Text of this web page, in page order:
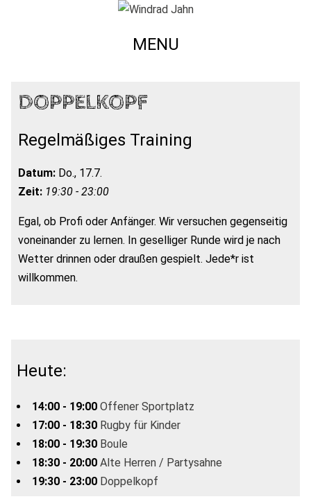
MENU
DOPPELKOPF
Regelmäßiges Training
Datum: Do., 17.7.
Zeit: 19:30 - 23:00
Egal, ob Profi oder Anfänger. Wir versuchen gegenseitig
voneinander zu lernen. In geselliger Runde wird je nach
Wetter drinnen oder draußen gespielt. Jede*r ist
willkommen.
Heute:
14:00 - 19:00 Offener Sportplatz
17:00 - 18:30 Rugby für Kinder
18:00 - 19:30 Boule
18:30 - 20:00 Alte Herren / Partysahne
19:30 - 23:00 Doppelkopf